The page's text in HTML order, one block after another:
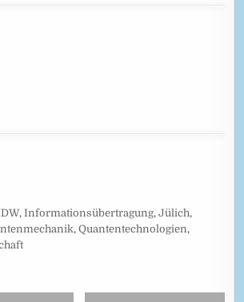
, Informationsübertragung, Jülich,
, Quantentechnologien,